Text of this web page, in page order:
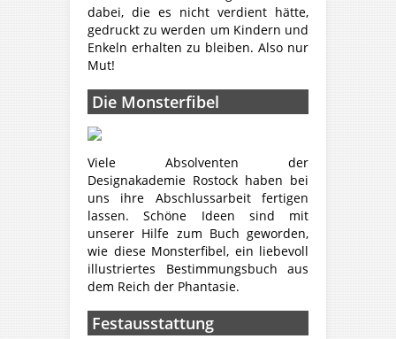
dabei, die es nicht verdient hätte,
gedruckt zu werden um Kindern und
Enkeln erhalten zu bleiben. Also nur
Mut!
Die Monsterfibel
Viele Absolventen der
Designakademie Rostock haben bei
uns ihre Abschlussarbeit fertigen
lassen. Schöne Ideen sind mit
unserer Hilfe zum Buch geworden,
wie diese Monsterfibel, ein liebevoll
illustriertes Bestimmungsbuch aus
dem Reich der Phantasie.
Festausstattung